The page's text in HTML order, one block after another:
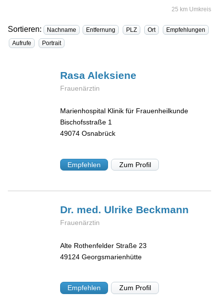
25 km Umkreis
Sortieren: Nachname Entfernung PLZ Ort
Empfehlungen
Aufrufe
Portrait
Rasa Aleksiene
Frauenärztin
Marienhospital Klinik für Frauenheilkunde
Bischofsstraße 1
49074 Osnabrück
Empfehlen Zum Profil
Dr. med. Ulrike Beckmann
Frauenärztin
Alte Rothenfelder Straße 23
49124 Georgsmarienhütte
Empfehlen Zum Profil